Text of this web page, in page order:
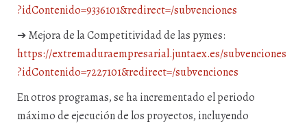
?idContenido=9336101&redirect=/subvenciones
➔ Mejora de la Competitividad de las pymes:
https://extremaduraempresarial.juntaex.es/subvenciones
?idContenido=7227101&redirect=/subvenciones
En otros programas, se ha incrementado el periodo
máximo de ejecución de los proyectos, incluyendo